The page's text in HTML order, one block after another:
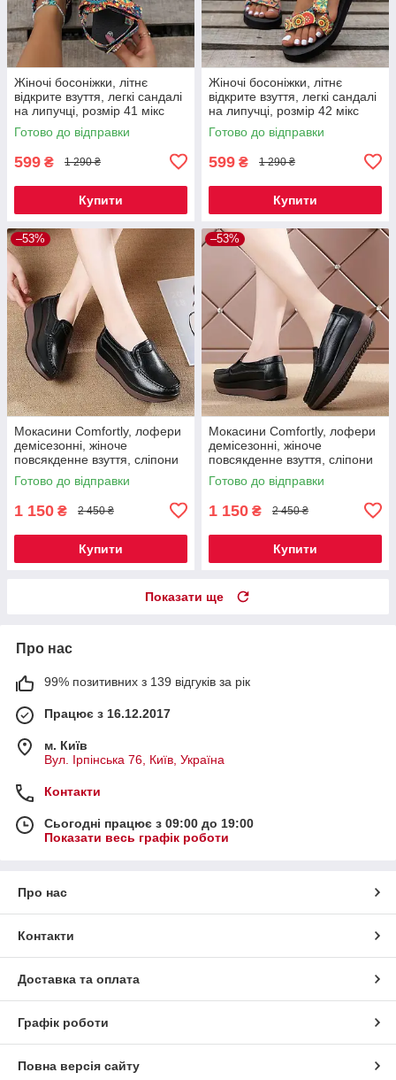
Жіночі босоніжки, літнє
відкрите взуття, легкі сандалі
на липучці, розмір 41 мікс
Код 00-0645
Готово до відправки
599 ₴ 1 290 ₴
Купити
Жіночі босоніжки, літнє
відкрите взуття, легкі сандалі
на липучці, розмір 42 мікс
Код 00-0646
Готово до відправки
599 ₴ 1 290 ₴
Купити
–53%
Мокасини Comfortly, лофери
демісезонні, жіноче
повсякденне взуття, сліпони
на платформі, туфлі на
танкетці чорні 37 р Код 00-
Готово до відправки
1 150 ₴ 2 450 ₴
Купити
–53%
Мокасини Comfortly, лофери
демісезонні, жіноче
повсякденне взуття, сліпони
на платформі, туфлі на
танкетці чорні 41 р Код 00-
Готово до відправки
1 150 ₴ 2 450 ₴
Купити
Показати ще
Про нас
99% позитивних з 139 відгуків за рік
Працює з 16.12.2017
м. Київ
Вул. Ірпінська 76, Київ, Україна
Контакти
Сьогодні працює з 09:00 до 19:00
Показати весь графік роботи
Про нас
Контакти
Доставка та оплата
Графік роботи
Повна версія сайту